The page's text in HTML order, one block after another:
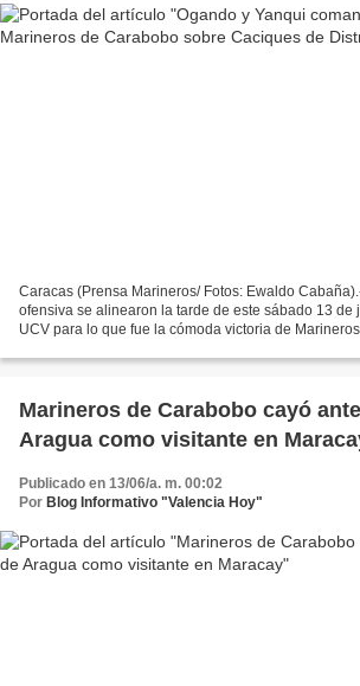
Caracas (Prensa Marineros/ Fotos: Ewaldo
ofensiva se alinearon la tarde de este sábado 13 de
UCV para lo que fue la cómoda victoria de
Marineros de Carabobo cayó
Aragua como visitante en
Publicado en 13/06/a. m. 00:02
Por Blog Informativo "Valencia Hoy"